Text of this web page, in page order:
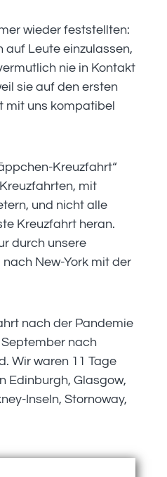
wieder feststellten:
auf Leute einzulassen,
nie in Kontakt
sie auf den ersten
mit uns kompatibel
Kreuzfahrt“
mit
und nicht alle
Kreuzfahrt heran.
durch unsere
New-York mit der
nach der Pandemie
nach
Wir waren 11 Tage
Edinburgh, Glasgow,
Inseln, Stornoway,